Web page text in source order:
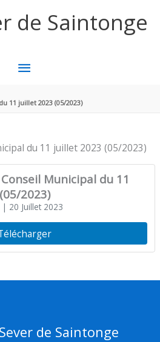
de Saintonge
MENU
PRINCIPAL
11 juillet 2023 (05/2023)
du 11 juillet 2023 (05/2023)
Municipal du 11
2023)
| 20 Juillet 2023
de Saintonge